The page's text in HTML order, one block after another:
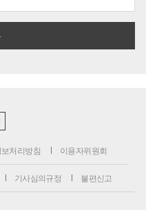
처리방침 이용자위원회
기사심의규정 불편신고